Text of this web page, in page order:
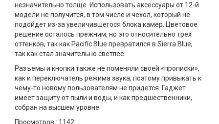
незначительно толще. Использовать аксессуары от 12-й
модели не получится, в том числе и чехол, который не
подойдет из-за увеличившегося блока камер. Цветовое
решение осталось прежним, но это относительно трех
оттенков, так как Pacific Blue превратился в Sierra Blue,
так как стал значительно светлее.
Разъемы и кнопки также не поменяли своей «прописки»,
как и переключатель режима звука, поэтому привыкать к
чему-то новому пользователям не придется. Гаджет
имеет защиту от пыли и воды, и как предшественники,
собран на высшем уровне.
Просмотров : 1142